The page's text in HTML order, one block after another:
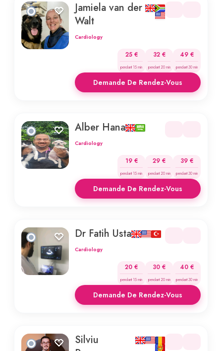
Jamiela van der
Walt
Cardiology
25 €
pendant 15 min
32 €
pendant 20 min
49 €
pendant 30 min
Demande De Rendez-Vous
Alber Hana
Cardiology
19 €
pendant 15 min
29 €
pendant 20 min
39 €
pendant 30 min
Demande De Rendez-Vous
Dr Fatih Usta
Cardiology
20 €
pendant 15 min
30 €
pendant 20 min
40 €
pendant 30 min
Demande De Rendez-Vous
Silviu